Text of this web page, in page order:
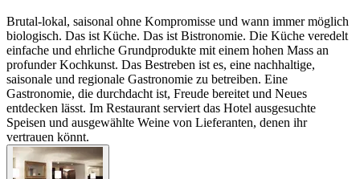
Brutal-lokal, saisonal ohne Kompromisse und wann immer möglich
biologisch. Das ist Küche. Das ist Bistronomie. Die Küche veredelt
einfache und ehrliche Grundprodukte mit einem hohen Mass an
profunder Kochkunst. Das Bestreben ist es, eine nachhaltige,
saisonale und regionale Gastronomie zu betreiben. Eine
Gastronomie, die durchdacht ist, Freude bereitet und Neues
entdecken lässt. Im Restaurant serviert das Hotel ausgesuchte
Speisen und ausgewählte Weine von Lieferanten, denen ihr
vertrauen könnt.